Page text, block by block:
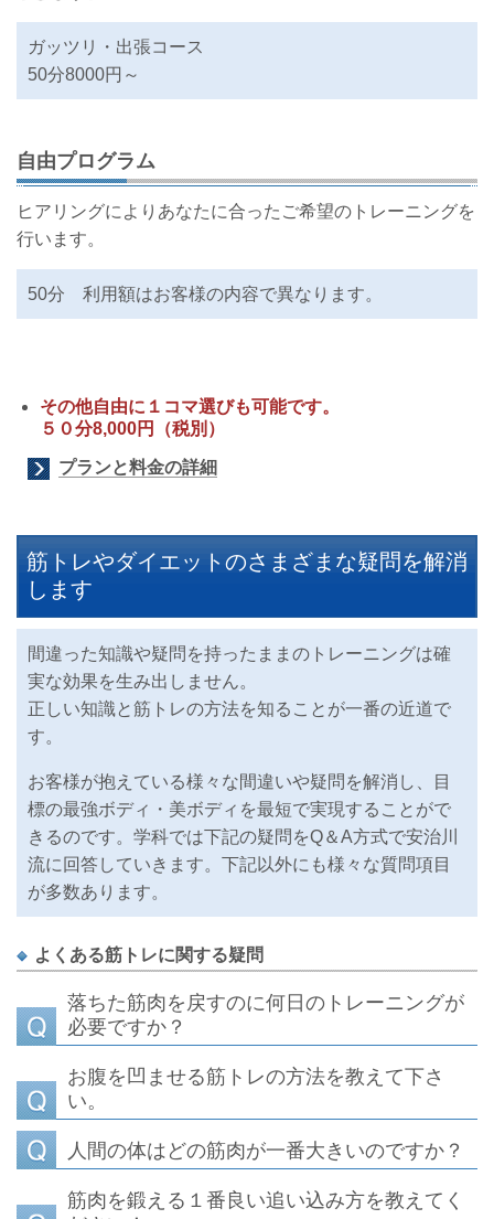
ガッツリ・出張コース
50分8000円～
自由プログラム
ヒアリングによりあなたに合ったご希望のトレーニングを
行います。
50分 利用額はお客様の内容で異なります。
その他自由に１コマ選びも可能です。
５０分8,000円（税別）
プランと料金の詳細
筋トレやダイエットのさまざまな疑問を解消
します
間違った知識や疑問を持ったままのトレーニングは確
実な効果を生み出しません。
正しい知識と筋トレの方法を知ることが一番の近道で
す。
お客様が抱えている様々な間違いや疑問を解消し、目
標の最強ボディ・美ボディを最短で実現することがで
きるのです。学科では下記の疑問をQ＆A方式で安治川
流に回答していきます。下記以外にも様々な質問項目
が多数あります。
よくある筋トレに関する疑問
落ちた筋肉を戻すのに何日のトレーニングが
必要ですか？
お腹を凹ませる筋トレの方法を教えて下さ
い。
人間の体はどの筋肉が一番大きいのですか？
筋肉を鍛える１番良い追い込み方を教えてく